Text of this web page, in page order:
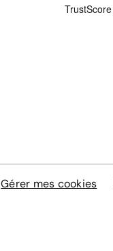
Gérer mes cookies